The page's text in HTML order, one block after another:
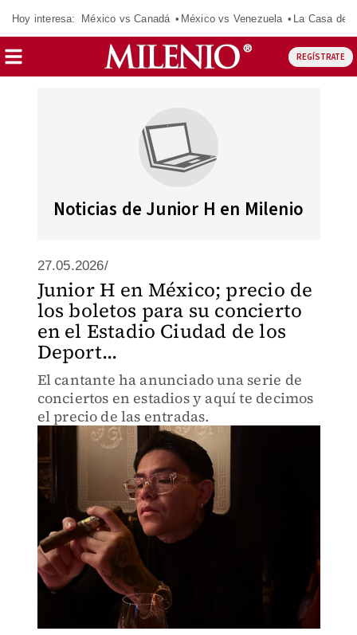
Hoy interesa: México vs Canadá México vs Venezuela La Casa de
REGÍSTRATE
Noticias de Junior H en Milenio
27.05.2026/
Junior H en México; precio de
los boletos para su concierto
en el Estadio Ciudad de los
Deport...
El cantante ha anunciado una serie de
conciertos en estadios y aquí te decimos
el precio de las entradas.